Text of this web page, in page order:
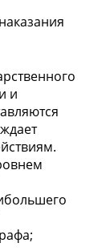
и